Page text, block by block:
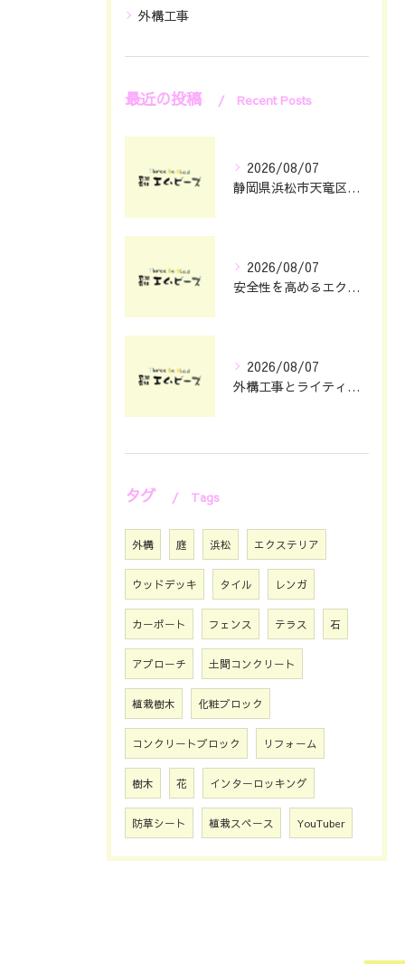
外構工事
最近の投稿 Recent Posts
2026/08/07
静岡県浜松市天竜区で庭のリフォームとエクステリアリフォーム費用と安心依頼先の選び方
2026/08/07
安全性を高めるエクステリアガレージ設計のポイント
2026/08/07
外構工事とライティングで夜まで映える静岡県浜松市の住まい演出術
タグ Tags
外構 庭 浜松 エクステリア
ウッドデッキ タイル レンガ
カーポート フェンス テラス 石
アプローチ 土間コンクリート
植栽樹木 化粧ブロック
コンクリートブロック リフォーム
樹木 花 インターロッキング
防草シート 植栽スペース YouTuber